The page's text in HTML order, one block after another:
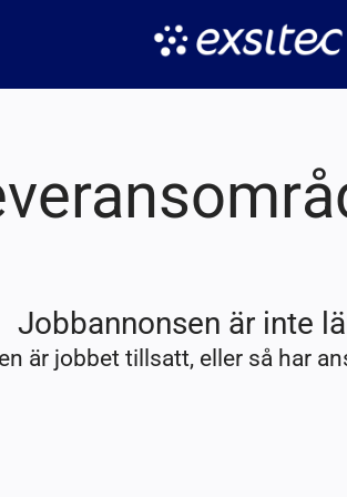
Jobbannonsen är inte
är jobbet tillsatt, eller så har